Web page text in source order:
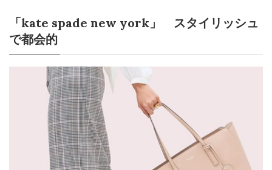
「kate spade new york」 スタイリッシュ
で都会的